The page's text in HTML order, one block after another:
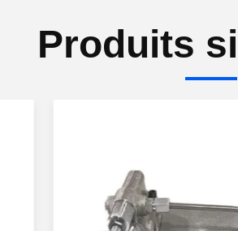
Produits